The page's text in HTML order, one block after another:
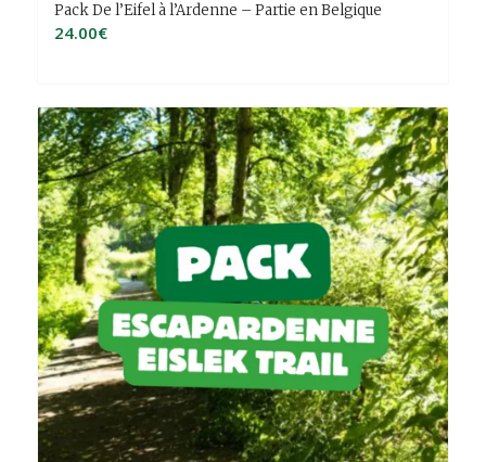
Pack De l’Eifel à l’Ardenne – Partie en Belgique
24.00€